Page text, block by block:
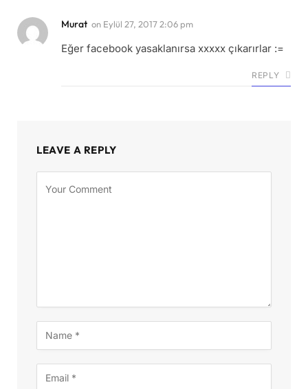
Murat on Eylül 27, 2017 2:06 pm
Eğer facebook yasaklanırsa xxxxx çıkarırlar :=
REPLY
LEAVE A REPLY